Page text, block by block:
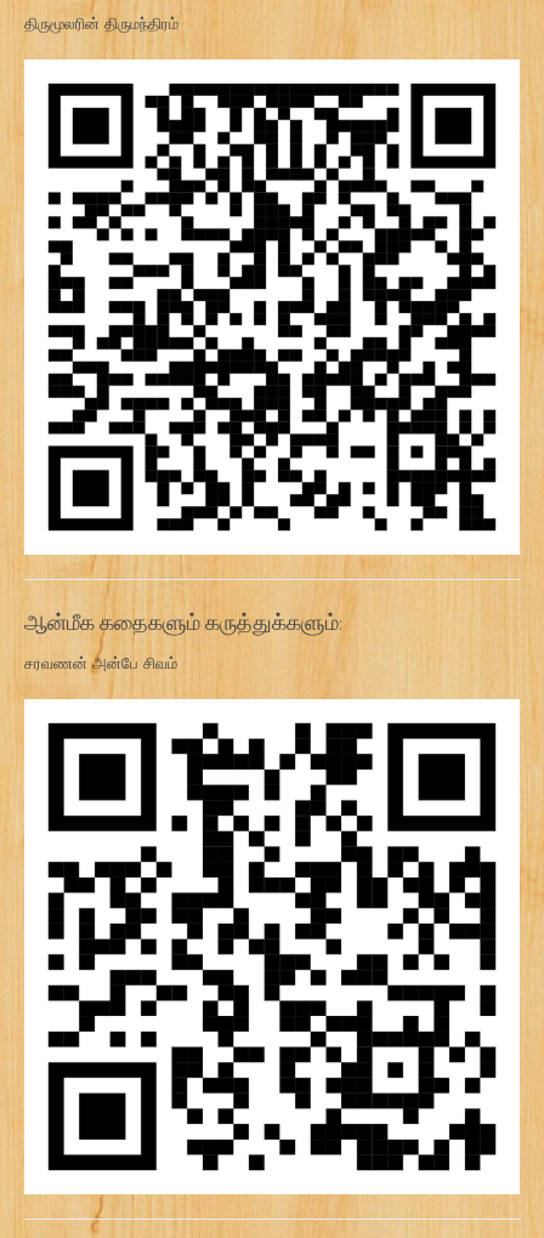
திருமூலரின் திருமந்திரம்
ஆன்மீக கதைகளும் கருத்துக்களும்:
சரவணன் அன்பே சிவம்